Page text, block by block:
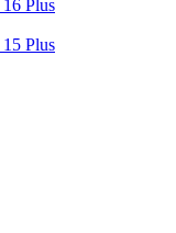
Plus
Plus